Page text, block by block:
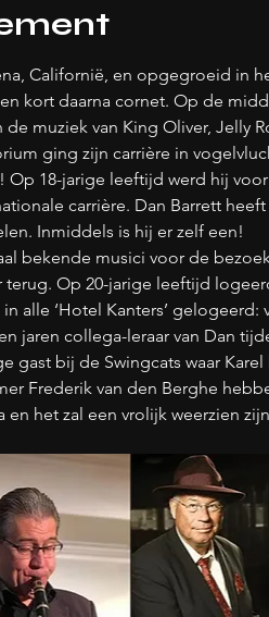
Californië, en opgegroeid in
kort daarna cornet. Op de
de muziek van King Oliver, Jelly
ging zijn carrière in
Op 18-jarige leeftijd werd hij
carrière. Dan Barrett
Inmiddels is hij er zelf een!
bekende musici voor de
terug. Op 20-jarige leeftijd
alle ‘Hotel Kanters’ gelogeerd:
jaren collega-leraar van Dan
gast bij de Swingcats waar
Frederik van den Berghe
het zal een vrolijk weerzien